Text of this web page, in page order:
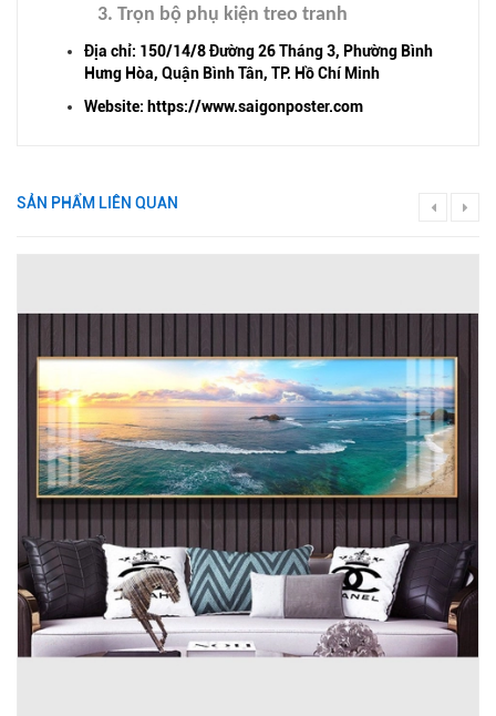
3. Trọn bộ phụ kiện treo tranh
Địa chỉ: 150/14/8 Đường 26 Tháng 3, Phường Bình
Hưng Hòa, Quận Bình Tân, TP. Hồ Chí Minh
Website: https://www.saigonposter.com
SẢN PHẨM LIÊN QUAN